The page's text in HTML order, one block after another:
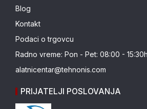
Blog
Kontakt
Podaci o trgovcu
Radno vreme: Pon - Pet: 08:00 - 15:30h
alatnicentar@tehnonis.com
PRIJATELJI POSLOVANJA